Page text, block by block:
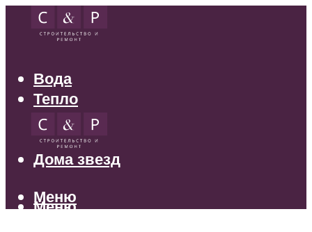
Вода
Тепло
Электрика
Свет
Дома звезд
Меню
Меню